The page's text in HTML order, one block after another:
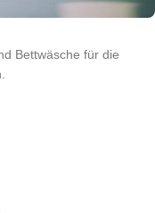
Bettwäsche für die